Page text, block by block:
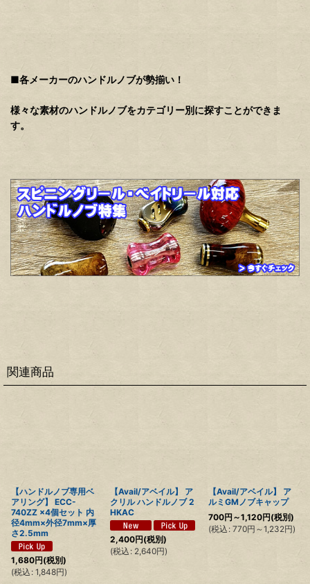
■各メーカーのハンドルノブが勢揃い！
様々な素材のハンドルノブをカテゴリー別に探すことができま
す。
関連商品
【ハンドルノブ専用ベ
アリング】 ECC-
740ZZ ×4個セット 内
径4mm×外径7mm×厚
さ2.5mm
1,680円(税別)
(税込 : 1,848円)
【Avail/アベイル】 ア
クリル ハンドルノブ 2
HKAC
2,400円(税別)
(税込 : 2,640円)
【Avail/アベイル】 ア
ルミGMノブキャップ
700円～1,120円(税別)
(税込 : 770円 ～1,232円)